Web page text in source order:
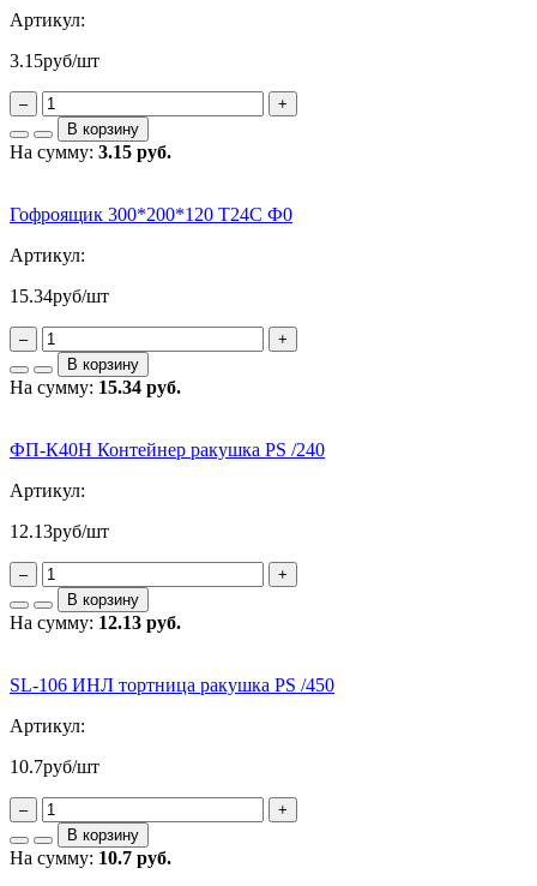
Артикул:
3.15руб/шт
–
+
В корзину
На сумму: 3.15 руб.
Гофроящик 300*200*120 Т24С Ф0
Артикул:
15.34руб/шт
–
+
В корзину
На сумму: 15.34 руб.
ФП-К40Н Контейнер ракушка PS /240
Артикул:
12.13руб/шт
–
+
В корзину
На сумму: 12.13 руб.
SL-106 ИНЛ тортница ракушка PS /450
Артикул:
10.7руб/шт
–
+
В корзину
На сумму: 10.7 руб.